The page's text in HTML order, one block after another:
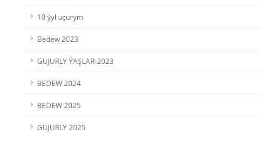
10 ýyl uçurym
Bedew 2023
GUJURLY ÝAŞLAR-2023
BEDEW 2024
BEDEW 2025
GUJURLY 2025